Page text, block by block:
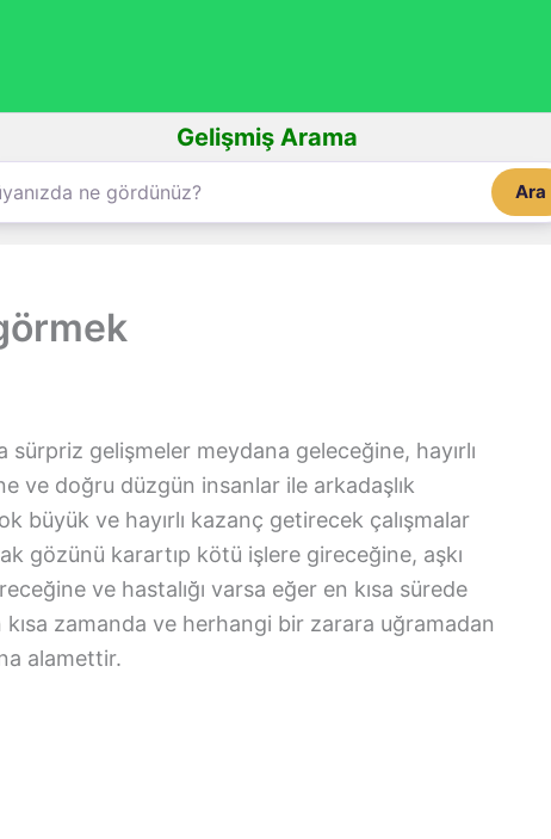
Gelişmiş Arama
Ara
sürpriz gelişmeler meydana geleceğine, hayırlı
ve doğru düzgün insanlar ile arkadaşlık
büyük ve hayırlı kazanç getirecek çalışmalar
gözünü karartıp kötü işlere gireceğine, aşkı
ve hastalığı varsa eğer en kısa sürede
kısa zamanda ve herhangi bir zarara uğramadan
alamettir.